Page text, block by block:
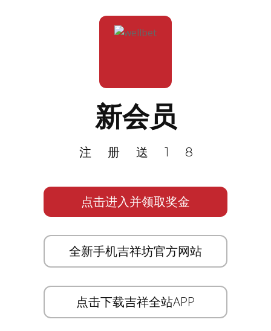
新会员
注册送18
点击进入并领取奖金
全新手机吉祥坊官方网站
点击下载吉祥全站APP